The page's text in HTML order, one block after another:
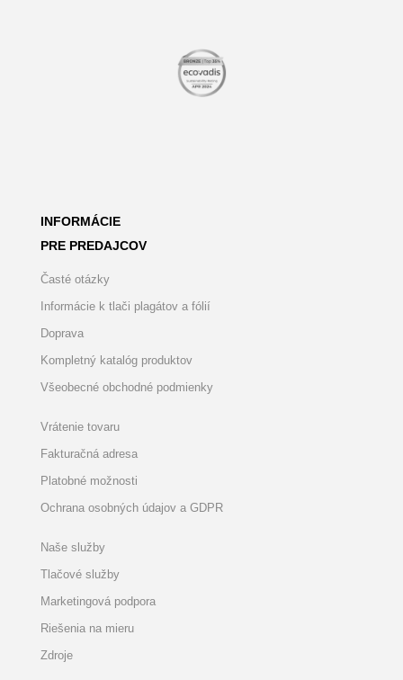
INFORMÁCIE
PRE PREDAJCOV
Časté otázky
Informácie k tlači plagátov a fólií
Doprava
Kompletný katalóg produktov
Všeobecné obchodné podmienky
Vrátenie tovaru
Fakturačná adresa
Platobné možnosti
Ochrana osobných údajov a GDPR
Naše služby
Tlačové služby
Marketingová podpora
Riešenia na mieru
Zdroje